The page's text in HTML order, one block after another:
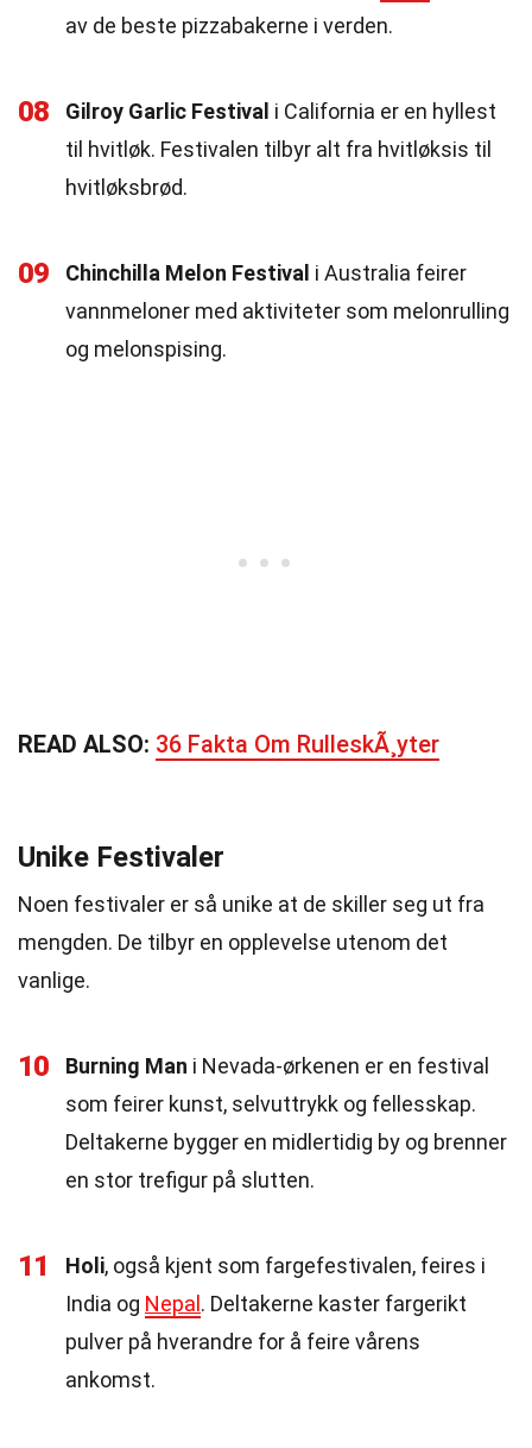
av de beste pizzabakerne i verden.
08 Gilroy Garlic Festival i California er en hyllest
til hvitløk. Festivalen tilbyr alt fra hvitløksis til
hvitløksbrød.
09 Chinchilla Melon Festival i Australia feirer
vannmeloner med aktiviteter som melonrulling
og melonspising.
READ ALSO: 36 Fakta Om RulleskÃ¸yter
Unike Festivaler
Noen festivaler er så unike at de skiller seg ut fra
mengden. De tilbyr en opplevelse utenom det
vanlige.
10 Burning Man i Nevada-ørkenen er en festival
som feirer kunst, selvuttrykk og fellesskap.
Deltakerne bygger en midlertidig by og brenner
en stor trefigur på slutten.
11 Holi, også kjent som fargefestivalen, feires i
India og Nepal . Deltakerne kaster fargerikt
pulver på hverandre for å feire vårens
ankomst.